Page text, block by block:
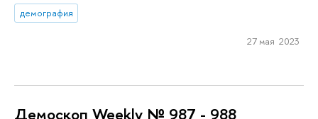
демография
27 мая 2023
Демоскоп Weekly № 987 - 988